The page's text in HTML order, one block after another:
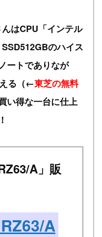
はCPU「インテル
のハイス
ートでありなが
る（←東芝の無料
い得な一台に仕上
A」販
A